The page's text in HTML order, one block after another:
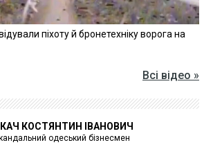
піхоту й бронетехніку ворога на
Всі відео »
КОСТЯНТИН ІВАНОВИЧ
одеський бізнесмен